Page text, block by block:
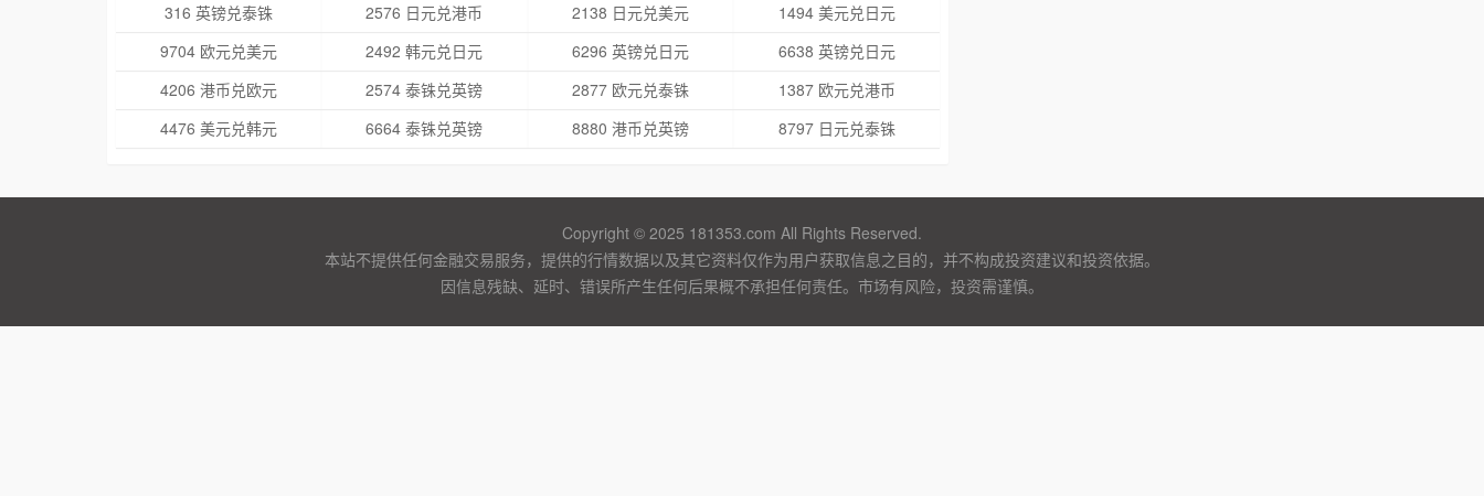
316 英镑兑泰铢
2576 日元兑港币 2138 日元兑美元
1494 美元兑日元
9704 欧元兑美元
2492 韩元兑日元 6296 英镑兑日元
6638 英镑兑日元
4206 港币兑欧元
2574 泰铢兑英镑 2877 欧元兑泰铢
1387 欧元兑港币
4476 美元兑韩元
6664 泰铢兑英镑 8880 港币兑英镑 8797 日元兑泰铢
Copyright © 2025 181353.com All Rights Reserved.
本站不提供任何金融交易服务，提供的行情数据以及其它资料仅作为用户获取信息之目的，并不构成投资建议和投资依据。
因信息残缺、延时、错误所产生任何后果概不承担任何责任。市场有风险，投资需谨慎。